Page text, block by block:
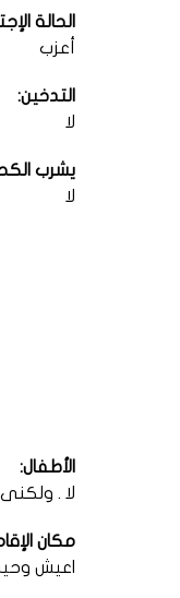
الحالة
أعزب
التدخين:
لا
يشرب
لا
الأطفال:
لا . ولكنى
مكان
اعيش